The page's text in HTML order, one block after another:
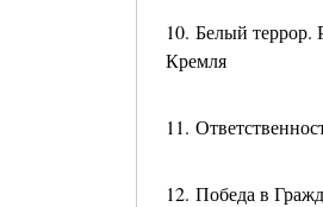
10. Белый террор.
Кремля
11.
12. Победа в